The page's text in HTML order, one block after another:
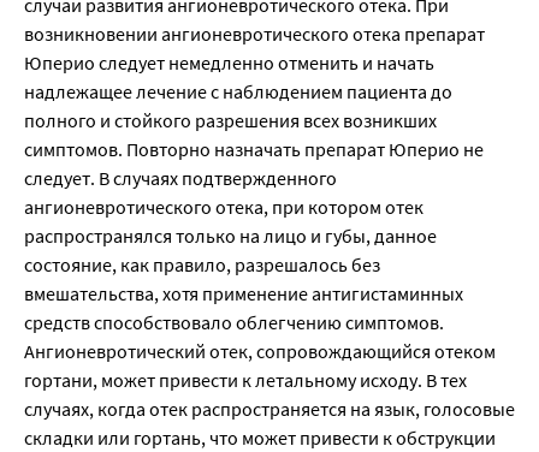
случаи развития ангионевротического отека. При
возникновении ангионевротического отека препарат
Юперио следует немедленно отменить и начать
надлежащее лечение с наблюдением пациента до
полного и стойкого разрешения всех возникших
симптомов. Повторно назначать препарат Юперио не
следует. В случаях подтвержденного
ангионевротического отека, при котором отек
распространялся только на лицо и губы, данное
состояние, как правило, разрешалось без
вмешательства, хотя применение антигистаминных
средств способствовало облегчению симптомов.
Ангионевротический отек, сопровождающийся отеком
гортани, может привести к летальному исходу. В тех
случаях, когда отек распространяется на язык, голосовые
складки или гортань, что может привести к обструкции